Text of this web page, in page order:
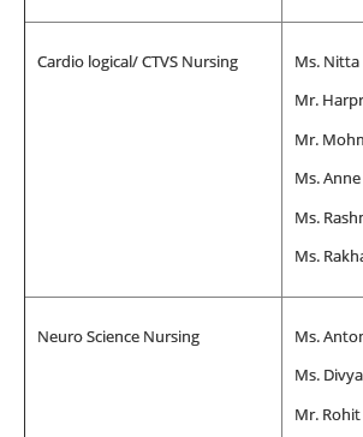
Cardio logical/ CTVS Nursing
Ms. Nitta
Mr.
Mr.
Ms.
Ms.
Ms.
Neuro Science Nursing
Ms.
Ms.
Mr.